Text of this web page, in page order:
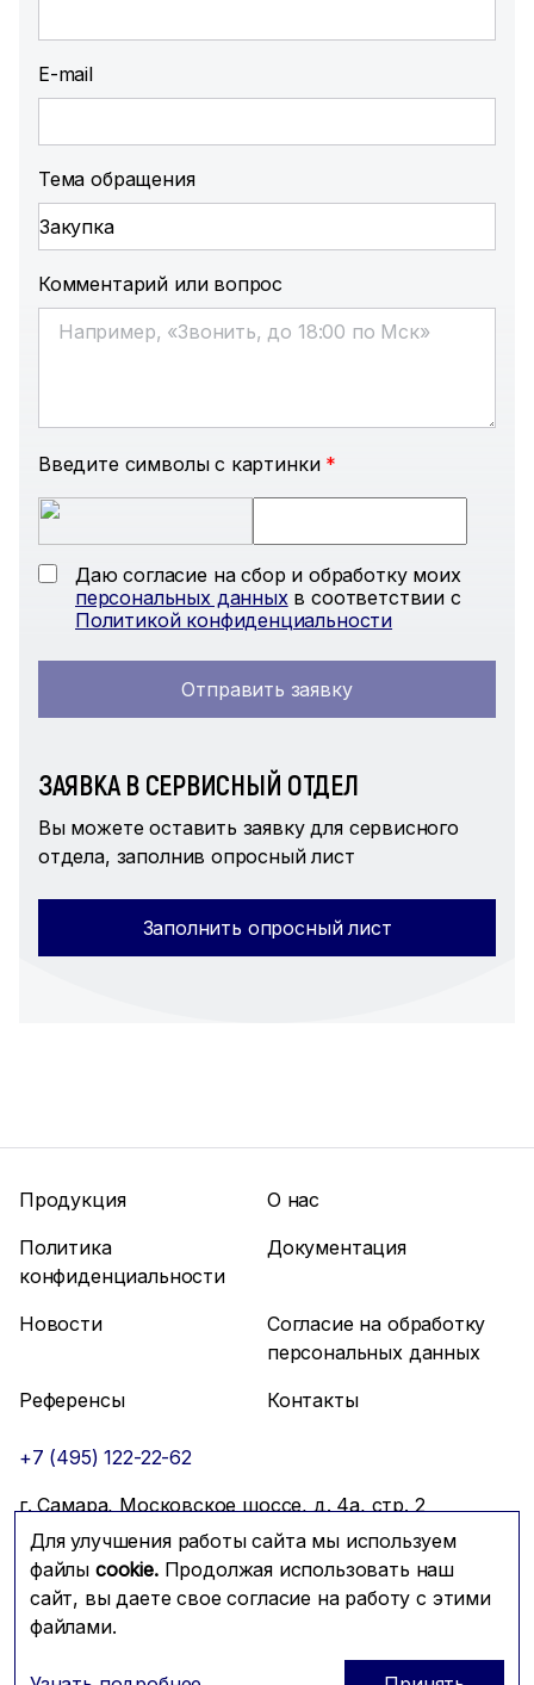
E-mail
Тема обращения
Комментарий или вопрос
Введите символы с картинки *
Даю согласие на сбор и обработку моих
персональных данныхв соответствии с
Политикой конфиденциальности
Отправить заявку
ЗАЯВКА В СЕРВИСНЫЙ ОТДЕЛ
Вы можете оставить заявку для сервисного
отдела, заполнив опросный лист
Заполнить опросный лист
Для улучшения работы сайта мы используем
файлы cookie.Продолжая использовать наш
сайт, вы даете свое согласие на работу с этими
файлами.
Продукция
О нас
Политика
конфиденциальности
Документация
Новости
Согласие на обработку
персональных данных
Референсы
Контакты
+7 (495) 122-22-62
г. Самара, Московское шоссе, д. 4а, стр. 2
info@mfmc.ru
Связаться с нами
© 2026 Компания МФМК Prominado